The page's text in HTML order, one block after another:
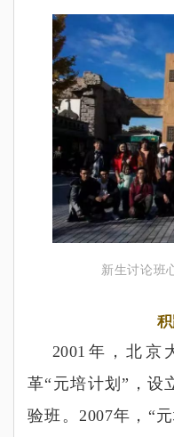
新生讨论班
2001年，北京
革“元培计划” ，
验班。2007年， “